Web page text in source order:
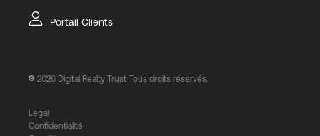
Portail Clients
2026 Digital Realty Trust Tous droits réservés.
Légal
Confidentialité